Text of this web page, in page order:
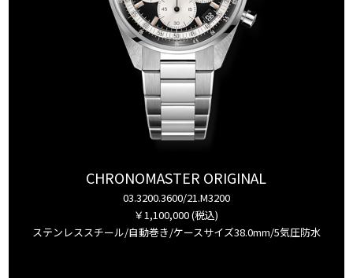
CHRONOMASTER ORIGINAL
03.3200.3600/21.M3200
￥1,100,000 (税込)
ステンレススチール/自動巻き/ケースサイズ38.0mm/5気圧防水